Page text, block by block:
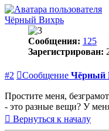
Чёрный Вихрь
Сообщения: 125
Зарегистрирован:
#2 Сообщение Чёрный
Простите меня,
- это разные вещи? У
Вернуться к началу